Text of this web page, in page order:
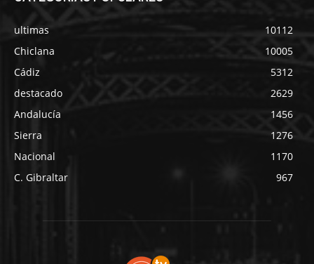
ultimas
10112
Chiclana
10005
Cádiz
5312
destacado
2629
Andalucía
1456
Sierra
1276
Nacional
1170
C. Gibraltar
967